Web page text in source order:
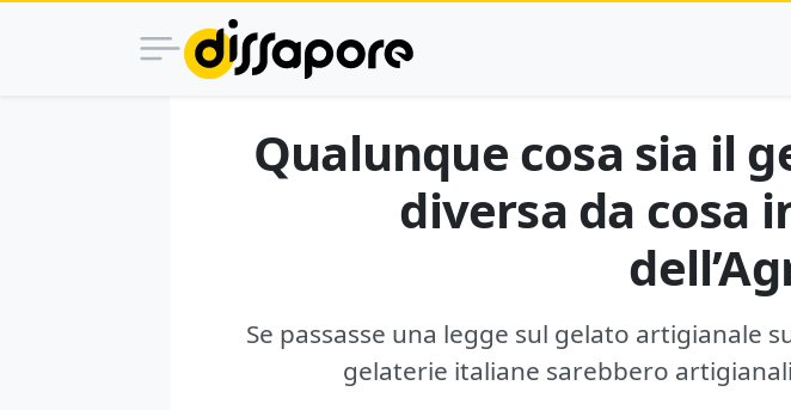
Qualunque cosa sia il
diversa da cosa
Se passasse una legge sul gelato artigianale
gelaterie italiane sarebbero